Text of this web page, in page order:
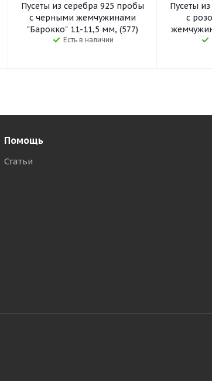
Пусеты из серебра 925 пробы
с черными жемчужинами
"Барокко" 11-11,5 мм, (577)
Есть в наличии
Пусеты
с
Помощь
Статьи